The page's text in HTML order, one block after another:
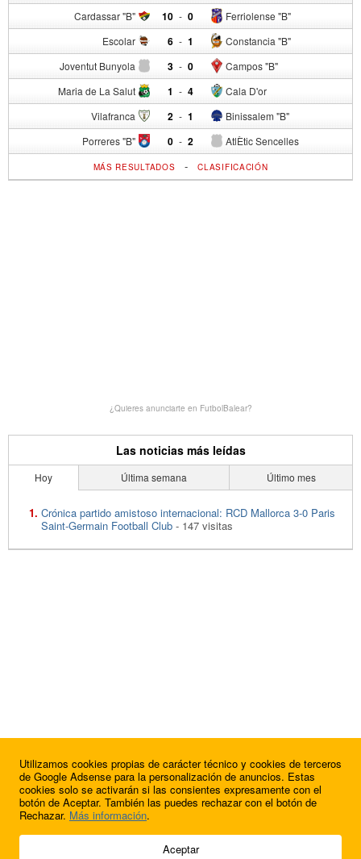
Cardassar "B" 10 - Ferriolense "B"
0
Escolar 6 - Constancia "B"
1
Joventut Bunyola 3 - Campos "B"
0
Maria de La Salut 1 - Cala D'or
4
Vilafranca 2 - Binissalem "B"
1
Porreres "B" 0 - AtlÈtic Sencelles
2
MÁS RESULTADOS -CLASIFICACIÓN
¿Quieres anunciarte en FutbolBalear?
Las noticias más leídas
Hoy Última semana Último mes
Crónica partido amistoso internacional: RCD Mallorca 3-0 Paris
Saint-Germain Football Club - 147 visitas
© 2009 - 2026 Soluciones Corporativas IP, SL.
Utilizamos cookies propias de carácter técnico y cookies de terceros
de Google Adsense para la personalización de anuncios. Estas
cookies solo se activarán si las consientes expresamente con el
botón de Aceptar. También las puedes rechazar con el botón de
Rechazar. Más información.
Aceptar